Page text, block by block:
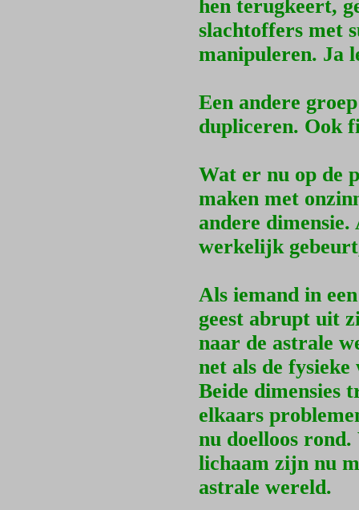
hen terugkeert,
slachtoffers met
manipuleren. Ja
Een andere
dupliceren. Ook
Wat er nu op de
maken met
andere dimensie.
werkelijk
Als iemand in
geest abrupt uit
naar de astrale
net als de
Beide dimensies
elkaars
nu doelloos rond.
lichaam zijn nu
astrale wereld.